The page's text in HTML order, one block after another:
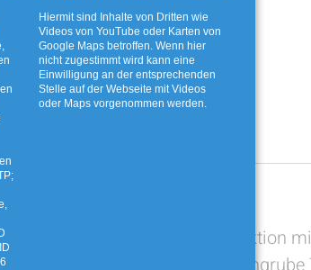
Live-Ziehung am
Ferienaktion
Hiermit sind Inhalte von Dritten wie
Videos von YouTube oder Karten von
Google Maps betroffen. Wenn hier
nicht zugestimmt wird kann eine
Einwilligung an der entsprechenden
Stelle auf der Webseite mit Videos
oder Maps vorgenommen werden.